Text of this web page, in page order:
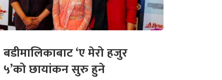
बडीमालिकाबाट ‘ए मेरो हजुर
५’को छायांकन सुरु हुने